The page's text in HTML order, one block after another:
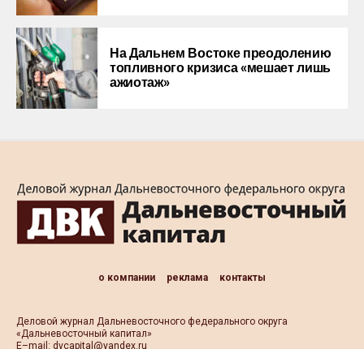
На Дальнем Востоке преодолению
топливного кризиса «мешает лишь
ажиотаж»
о компании реклама контакты
Деловой журнал Дальневосточного федерального округа
«Дальневосточный капитал»
Е–mail: dvcapital@yandex.ru